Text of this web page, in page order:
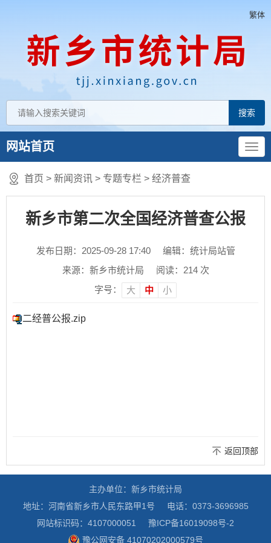
繁体
网站首页
首页 > 新闻资讯 > 专题专栏 > 经济普查
新乡市第二次全国经济普查公报
发布日期：2025-09-28 17:40
编辑：统计局站管
来源：新乡市统计局
阅读： 214次
字号：
大 中 小
二经普公报.zip
返回顶部
主办单位：新乡市统计局
地址：河南省新乡市人民东路甲1号
电话：0373-3696985
网站标识码：4107000051
豫ICP备16019098号-2
豫公网安备 41070202000579号